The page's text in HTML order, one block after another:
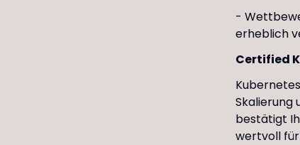
-
erheblich
Certified
Skalierung
bestätigt
wertvoll